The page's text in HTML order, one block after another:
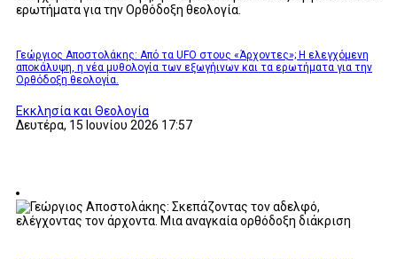
Γεώργιος Αποστολάκης: Από τα UFO στους «Άρχοντες»; Η ελεγχόμενη
αποκάλυψη, η νέα μυθολογία των εξωγήινων και τα ερωτήματα για την
Ορθόδοξη θεολογία.
Εκκλησία και Θεολογία
Δευτέρα, 15 Ιουνίου 2026 17:57